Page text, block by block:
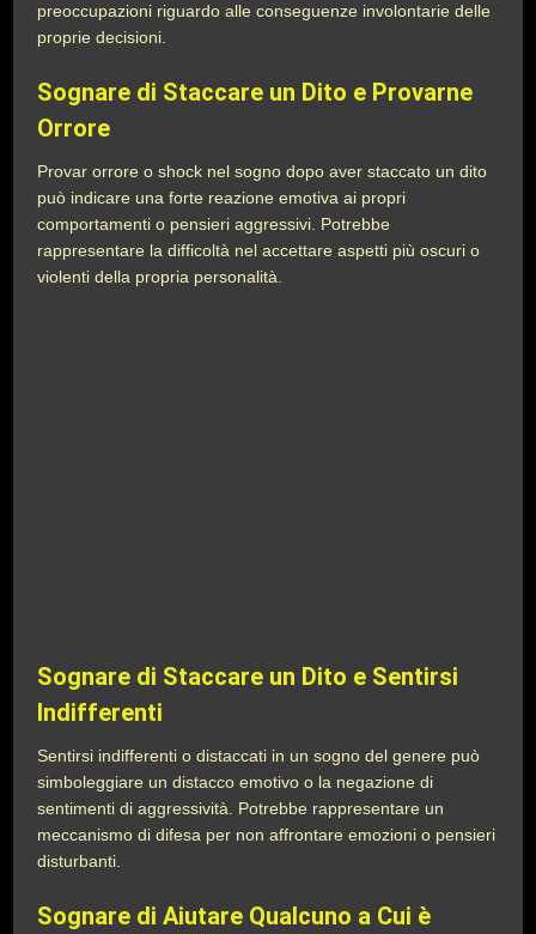
preoccupazioni riguardo alle conseguenze involontarie delle
proprie decisioni.
Sognare di Staccare un Dito e Provarne
Orrore
Provar orrore o shock nel sogno dopo aver staccato un dito
può indicare una forte reazione emotiva ai propri
comportamenti o pensieri aggressivi. Potrebbe
rappresentare la difficoltà nel accettare aspetti più oscuri o
violenti della propria personalità.
Sognare di Staccare un Dito e Sentirsi
Indifferenti
Sentirsi indifferenti o distaccati in un sogno del genere può
simboleggiare un distacco emotivo o la negazione di
sentimenti di aggressività. Potrebbe rappresentare un
meccanismo di difesa per non affrontare emozioni o pensieri
disturbanti.
Sognare di Aiutare Qualcuno a Cui è